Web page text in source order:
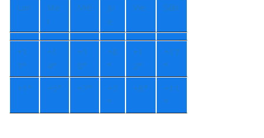
Lun
Ma
r
Mié
Ju
e
Vie Sáb
+1
7°
+1
4°
+1
0°
+8
°
+1
2°
+17
°
+1° +5° +7° +7
°
+8° +11
°